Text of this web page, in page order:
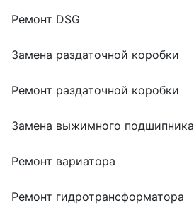
Ремонт DSG
Замена раздаточной коробки
Ремонт раздаточной коробки
Замена выжимного подшипника
Ремонт вариатора
Ремонт гидротрансформатора